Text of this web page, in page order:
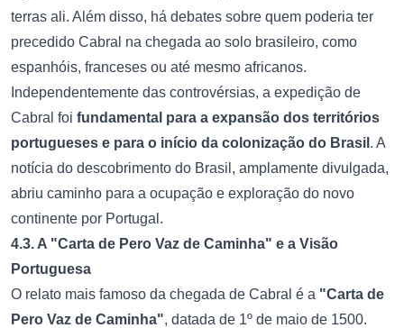
terras ali. Além disso, há debates sobre quem poderia ter
precedido Cabral na chegada ao solo brasileiro, como
espanhóis, franceses ou até mesmo africanos.
Independentemente das controvérsias, a expedição de
Cabral foi fundamental para a expansão dos territórios
portugueses e para o início da colonização do Brasil . A
notícia do descobrimento do Brasil, amplamente divulgada,
abriu caminho para a ocupação e exploração do novo
continente por Portugal.
4.3. A "Carta de Pero Vaz de Caminha" e a Visão
Portuguesa
O relato mais famoso da chegada de Cabral é a "Carta de
Pero Vaz de Caminha", datada de 1º de maio de 1500.